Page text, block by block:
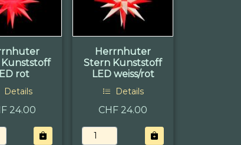
rot
Details
24.00
Herrnhuter
Stern Kunststoff
LED weiss/rot
Details
CHF 24.00